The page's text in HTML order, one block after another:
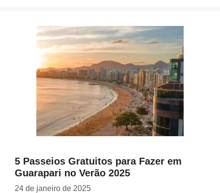
5 Passeios Gratuitos para Fazer em
Guarapari no Verão 2025
24 de janeiro de 2025